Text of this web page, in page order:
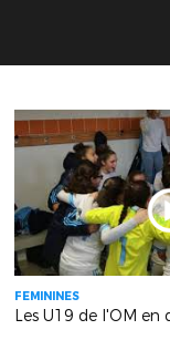
FEMININES